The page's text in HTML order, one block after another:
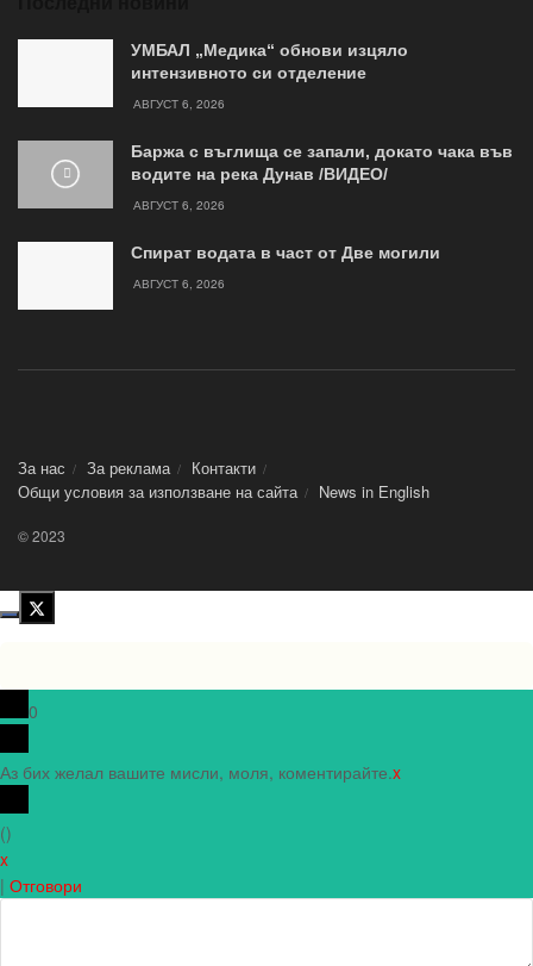
УМБАЛ „Медика“ обнови изцяло
интензивното си отделение
АВГУСТ 6, 2026
Баржа с въглища се запали, докато чака във
водите на река Дунав /ВИДЕО/
АВГУСТ 6, 2026
Спират водата в част от Две могили
АВГУСТ 6, 2026
За нас За реклама
Контакти
Общи условия за използване на сайта
News in Еnglish
© 2023
0
Аз бих желал вашите мисли, моля, коментирайте.x
()
x
| Отговори